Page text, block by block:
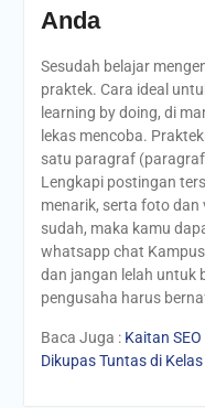
Anda
Sesudah belajar
praktek. Cara ideal
learning by doing, di
lekas mencoba.
satu paragraf
Lengkapi postingan
menarik, serta foto dan
sudah, maka kamu
whatsapp chat
dan jangan lelah untuk
pengusaha harus
Baca Juga : Kaitan
Dikupas Tuntas di